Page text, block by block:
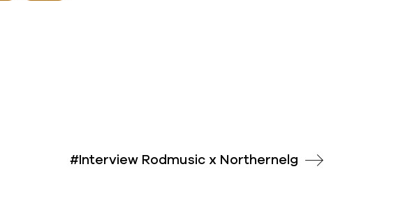
#Interview Rodmusic x Northernelg